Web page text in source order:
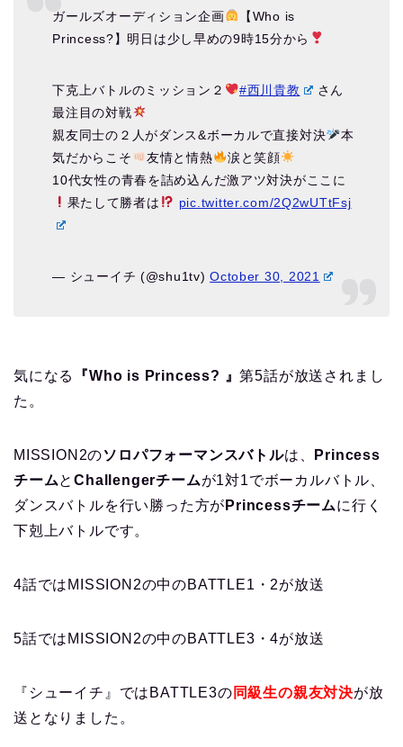
ガールズオーディション企画
【Who is
Princess?】明日は少し早めの9時15分から
下克上バトルのミッション２ #西川貴教
さん
最注目の対戦
親友同士の２人がダンス&ボーカルで直接対決
本
気だからこそ
友情と情熱
涙と笑顔
10代女性の青春を詰め込んだ激アツ対決がここに
果たして勝者は
pic.twitter.com/2Q2wUTtFsj
— シューイチ (@shu1tv)October 30, 2021
気になる 『Who is Princess? 』第5話が放送されまし
た。
MISSION2のソロパフォーマンスバトルは、
Princess
チームとChallengerチームが1対1でボーカルバトル、
ダンスバトルを行い勝った方が Princessチームに行く
下剋上バトルです。
4話ではMISSION2の中のBATTLE1・2が放送
5話ではMISSION2の中のBATTLE3・4が放送
『シューイチ』ではBATTLE3の 同級生の親友対決が放
送となりました。